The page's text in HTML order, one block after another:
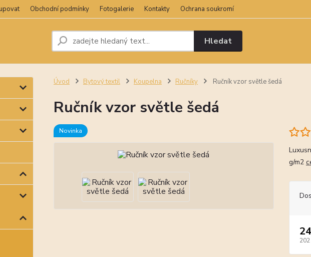
Obchodní podmínky Fotogalerie Kontakty Ochrana soukromí
Hledat
Úvod Bytový textil Koupelna Ručníky Ručník vzor světle šedá
Ručník vzor světle šedá
Novinka
g/m2
202